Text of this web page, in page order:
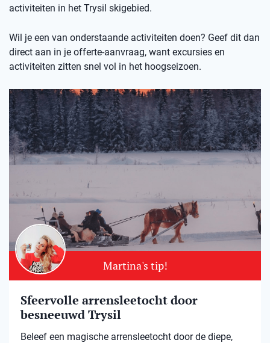
activiteiten in het Trysil skigebied.
Wil je een van onderstaande activiteiten doen? Geef dit dan
direct aan in je offerte-aanvraag, want excursies en
activiteiten zitten snel vol in het hoogseizoen.
Martina's tip!
Sfeervolle arrensleetocht door
besneeuwd Trysil​
Beleef een magische arrensleetocht door de diepe,